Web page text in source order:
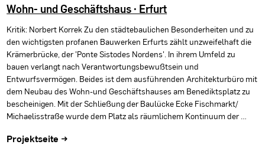
Wohn- und Geschäftshaus · Erfurt
Kritik: Norbert Korrek Zu den städtebaulichen Besonderheiten und zu
den wichtigsten profanen Bauwerken Erfurts zählt unzweifelhaft die
Krämerbrücke, der 'Ponte Sistodes Nordens'. In ihrem Umfeld zu
bauen verlangt nach Verantwortungsbewußtsein und
Entwurfsvermögen. Beides ist dem ausführenden Architekturbüro mit
dem Neubau des Wohn-und Geschäftshauses am Benediktsplatz zu
bescheinigen. Mit der Schließung der Baulücke Ecke Fischmarkt/
Michaelisstraße wurde dem Platz als räumlichem Kontinuum der …
Projektseite →